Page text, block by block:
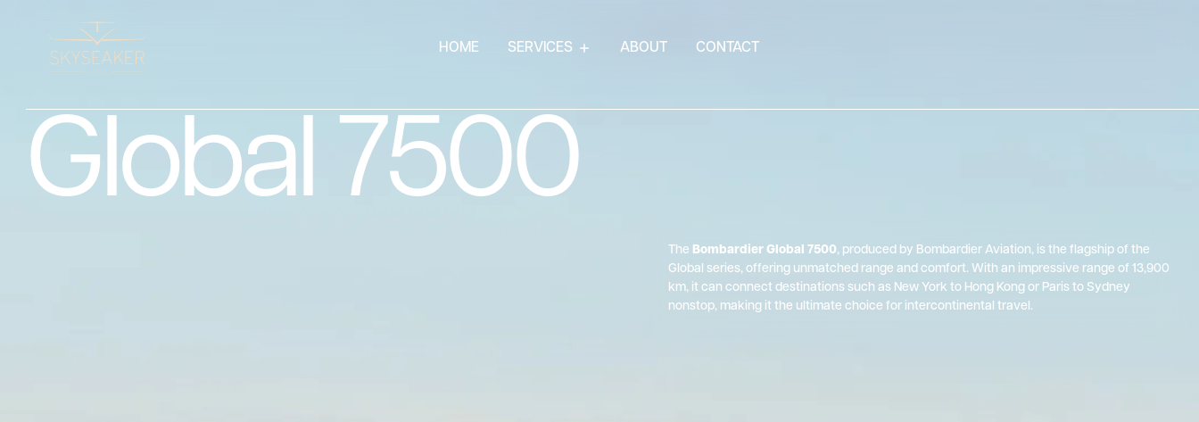
HOME SERVICES ABOUT CONTACT
Global 7500
The Bombardier Global 7500, produced by Bombardier Aviation, is the flagship of the
Global series, offering unmatched range and comfort. With an impressive range of 13,900
km, it can connect destinations such as New York to Hong Kong or Paris to Sydney
nonstop, making it the ultimate choice for intercontinental travel.